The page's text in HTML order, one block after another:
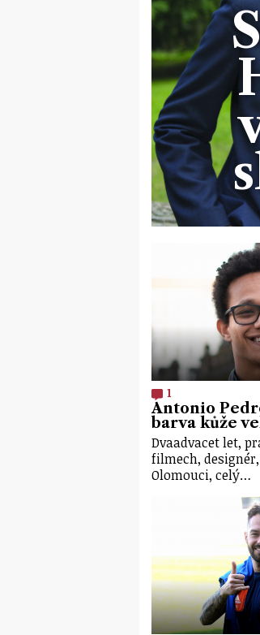
1
Antonio
barva kůže
Dvaadvacet let,
filmech,
Olomouci, celý…